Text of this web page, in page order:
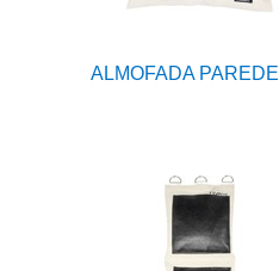
ALMOFADA PAREDE